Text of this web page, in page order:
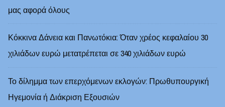
μας αφορά όλους
Κόκκινα Δάνεια και Πανωτόκια: Όταν χρέος κεφαλαίου 30
χιλιάδων ευρώ μετατρέπεται σε 340 χιλιάδων ευρώ
Το δίλημμα των επερχόμενων εκλογών: Πρωθυπουργική
Ηγεμονία ή Διάκριση Εξουσιών